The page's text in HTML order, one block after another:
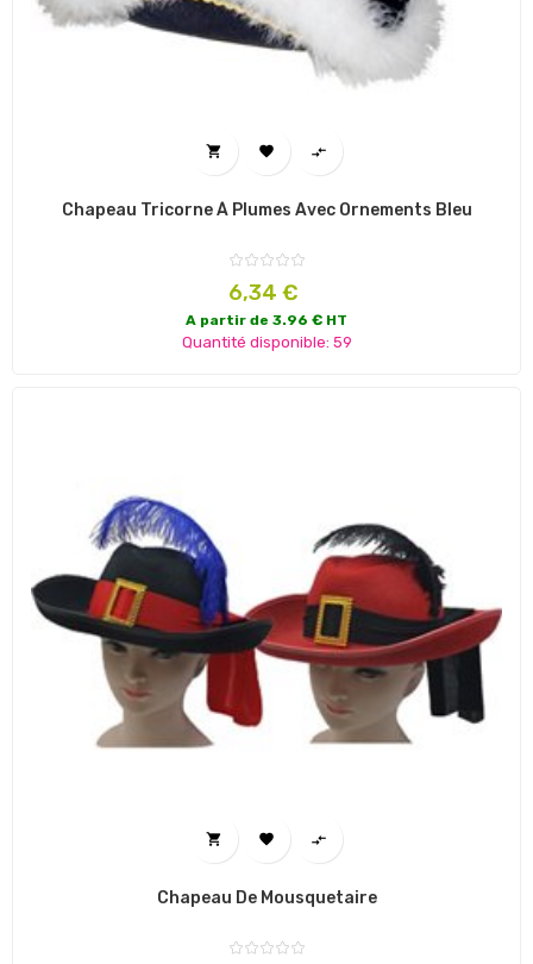
  
Chapeau Tricorne À Plumes Avec Ornements Bleu
Prix
6,34 €
A partir de 3.96 € HT
Quantité disponible: 59
  
Chapeau De Mousquetaire